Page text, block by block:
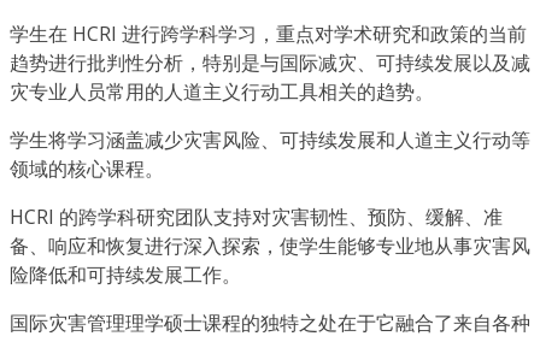
学生在 HCRI 进行跨学科学习，重点对学术研究和政策的当前
趋势进行批判性分析，特别是与国际减灾、可持续发展以及减
灾专业人员常用的人道主义行动工具相关的趋势。
学生将学习涵盖减少灾害风险、可持续发展和人道主义行动等
领域的核心课程。
HCRI 的跨学科研究团队支持对灾害韧性、预防、缓解、准
备、响应和恢复进行深入探索，使学生能够专业地从事灾害风
险降低和可持续发展工作。
国际灾害管理理学硕士课程的独特之处在于它融合了来自各种